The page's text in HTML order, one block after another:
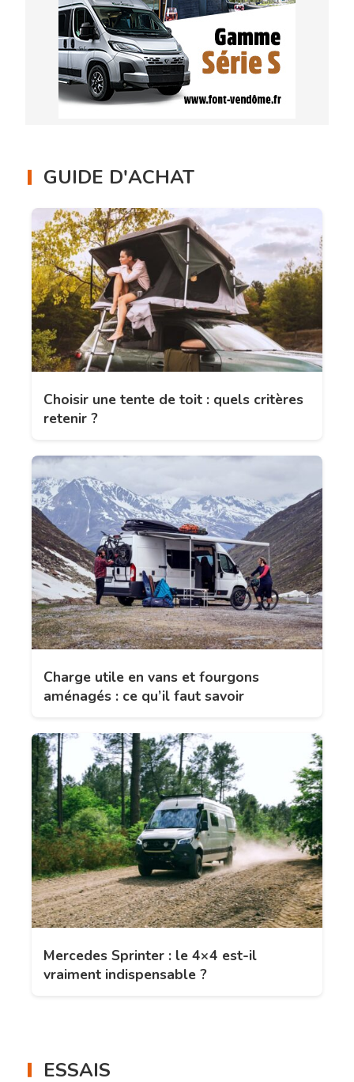
GUIDE D'ACHAT
Choisir une tente de toit : quels critères
retenir ?
Charge utile en vans et fourgons
aménagés : ce qu’il faut savoir
Mercedes Sprinter : le 4×4 est-il
vraiment indispensable ?
ESSAIS